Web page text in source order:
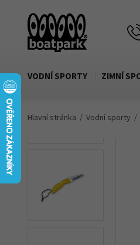
VODNÍ SPORTY ZIMNÍ
Hlavní stránka Vodní sporty